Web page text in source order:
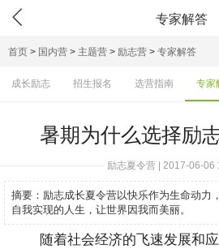
 专家解答
首页 > 国内营 > 主题营 > 励志营 > 专家解答
成长励志 招生报名 选营指南 专家
暑期为什么选择励
励志夏令营 | 2017-06-06
摘要： 励志成长夏令营以快乐作为生命动力
自我实现的人生，让世界因我而美丽。
随着社会经济的飞速发展和